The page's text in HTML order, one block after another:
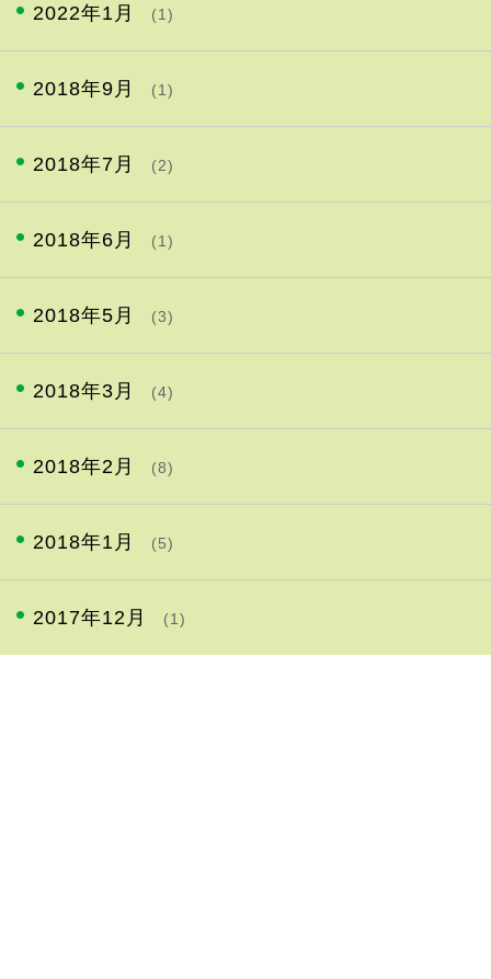
2022年1月 (1)
2018年9月 (1)
2018年7月 (2)
2018年6月 (1)
2018年5月 (3)
2018年3月 (4)
2018年2月 (8)
2018年1月 (5)
2017年12月 (1)